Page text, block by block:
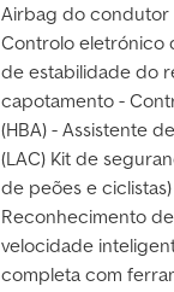
Airbag do condutor
Controlo eletrónico
de estabilidade do
capotamento -
(HBA) - Assistente
(LAC) Kit de
de peões e
Reconhecimento
velocidade
completa com